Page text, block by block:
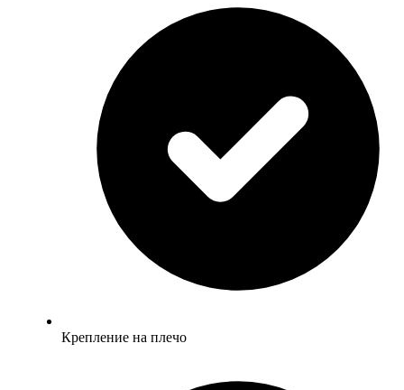
Крепление на плечо